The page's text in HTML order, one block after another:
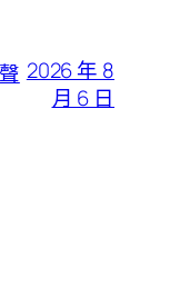
2026 年 8
月 6 日